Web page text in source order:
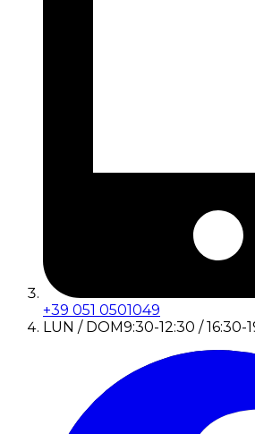
+39 051 0501049
LUN / DOM9:30-12:30 / 16:30-